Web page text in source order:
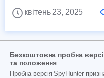
квітень 23, 2025
Безкоштовна пробна
та положення
Пробна версія SpyHunter